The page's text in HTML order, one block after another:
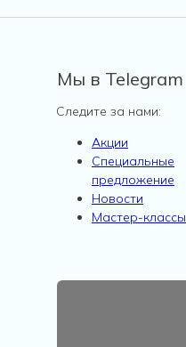
Следите за нами:
Акции
Специальные
предложение
Новости
Мастер-классы
Мы в Telegram